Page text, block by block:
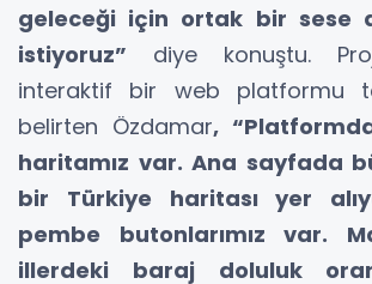
geleceği için ortak bir sese
istiyoruz” diye konuştu.
interaktif bir web platformu
belirten Özdamar,
haritamız var. Ana sayfada
bir Türkiye haritası yer
pembe butonlarımız var.
illerdeki baraj doluluk